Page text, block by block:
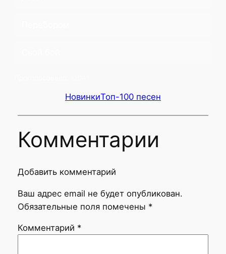
НовинкиТоп-100 песен
Комментарии
Добавить комментарий
Ваш адрес email не будет опубликован.
Обязательные поля помечены *
Комментарий *